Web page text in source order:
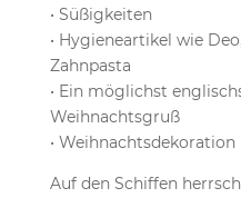
• Süßigkeiten
• Hygieneartikel wie
Zahnpasta
• Ein möglichst
Weihnachtsgruß
• Weihnachtsdekoration
Auf den Schiffen